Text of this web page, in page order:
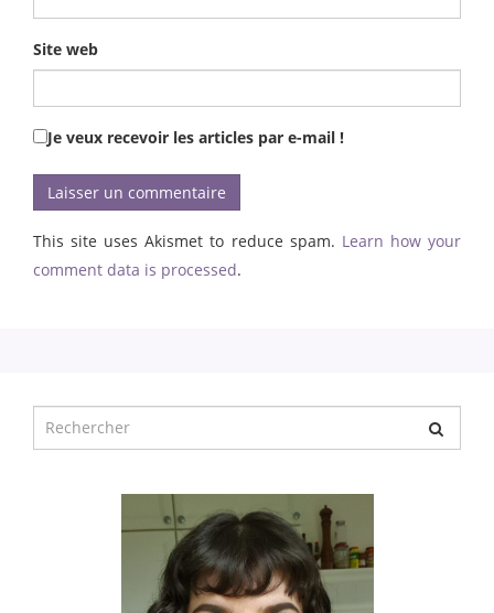
Site web
Je veux recevoir les articles par e-mail !
This site uses Akismet to reduce spam. Learn how your
comment data is processed.
pour
: